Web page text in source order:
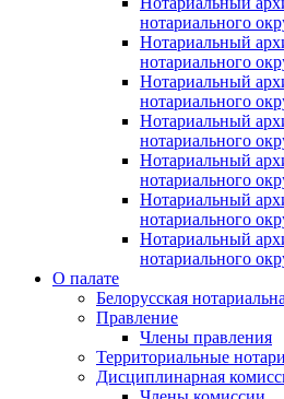
нотариального
Нотариальный
нотариального
Нотариальный
нотариального
Нотариальный
нотариального
Нотариальный
нотариального
Нотариальный
нотариального
Нотариальный
нотариального
О палате
Белорусская
Правление
Члены правления
Территориальные
Дисциплинарная